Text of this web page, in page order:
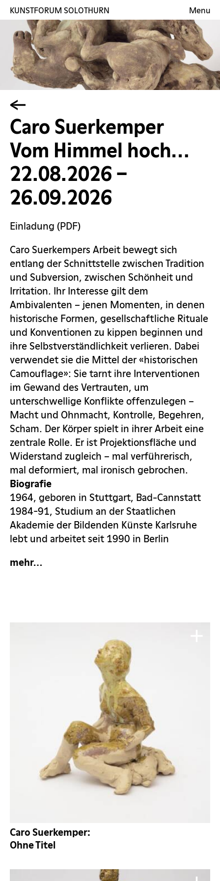
KUNSTFORUM SOLOTHURN Menu
Ausstellungen
Künstler:innen
Galerie
Kontakt
EN
Caro Suerkemper
Vom Himmel hoch…
22.08.2026 –
26.09.2026
Einladung (PDF)
Caro Suerkempers Arbeit bewegt sich
entlang der Schnittstelle zwischen Tradition
und Subversion, zwischen Schönheit und
Irritation. Ihr Interesse gilt dem
Ambivalenten – jenen Momenten, in denen
historische Formen, gesellschaftliche Rituale
und Konventionen zu kippen beginnen und
ihre Selbstverständlichkeit verlieren. Dabei
verwendet sie die Mittel der «historischen
Camouflage»: Sie tarnt ihre Interventionen
im Gewand des Vertrauten, um
unterschwellige Konflikte offenzulegen –
Macht und Ohnmacht, Kontrolle, Begehren,
Scham. Der Körper spielt in ihrer Arbeit eine
zentrale Rolle. Er ist Projektionsfläche und
Widerstand zugleich – mal verführerisch,
mal deformiert, mal ironisch gebrochen.
Biografie
1964, geboren in Stuttgart, Bad-Cannstatt
1984-91, Studium an der Staatlichen
Akademie der Bildenden Künste Karlsruhe
lebt und arbeitet seit 1990 in Berlin
mehr…
Caro Suerkemper:
Ohne Titel